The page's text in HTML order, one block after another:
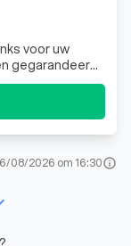
voor uw
festivals,
08/2026 om 16:30info